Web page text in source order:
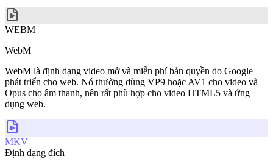
WEBM
WebM
WebM là định dạng video mở và miễn phí bản quyền do Google
phát triển cho web. Nó thường dùng VP9 hoặc AV1 cho video và
Opus cho âm thanh, nên rất phù hợp cho video HTML5 và ứng
dụng web.
MKV
Định dạng đích